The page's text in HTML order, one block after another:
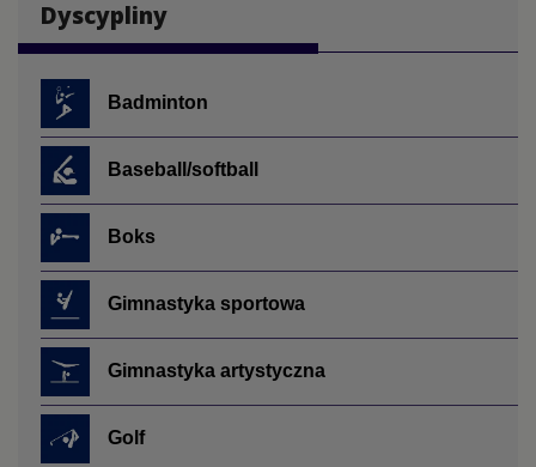
Dyscypliny
Badminton
Baseball/softball
Boks
Gimnastyka sportowa
Gimnastyka artystyczna
Golf